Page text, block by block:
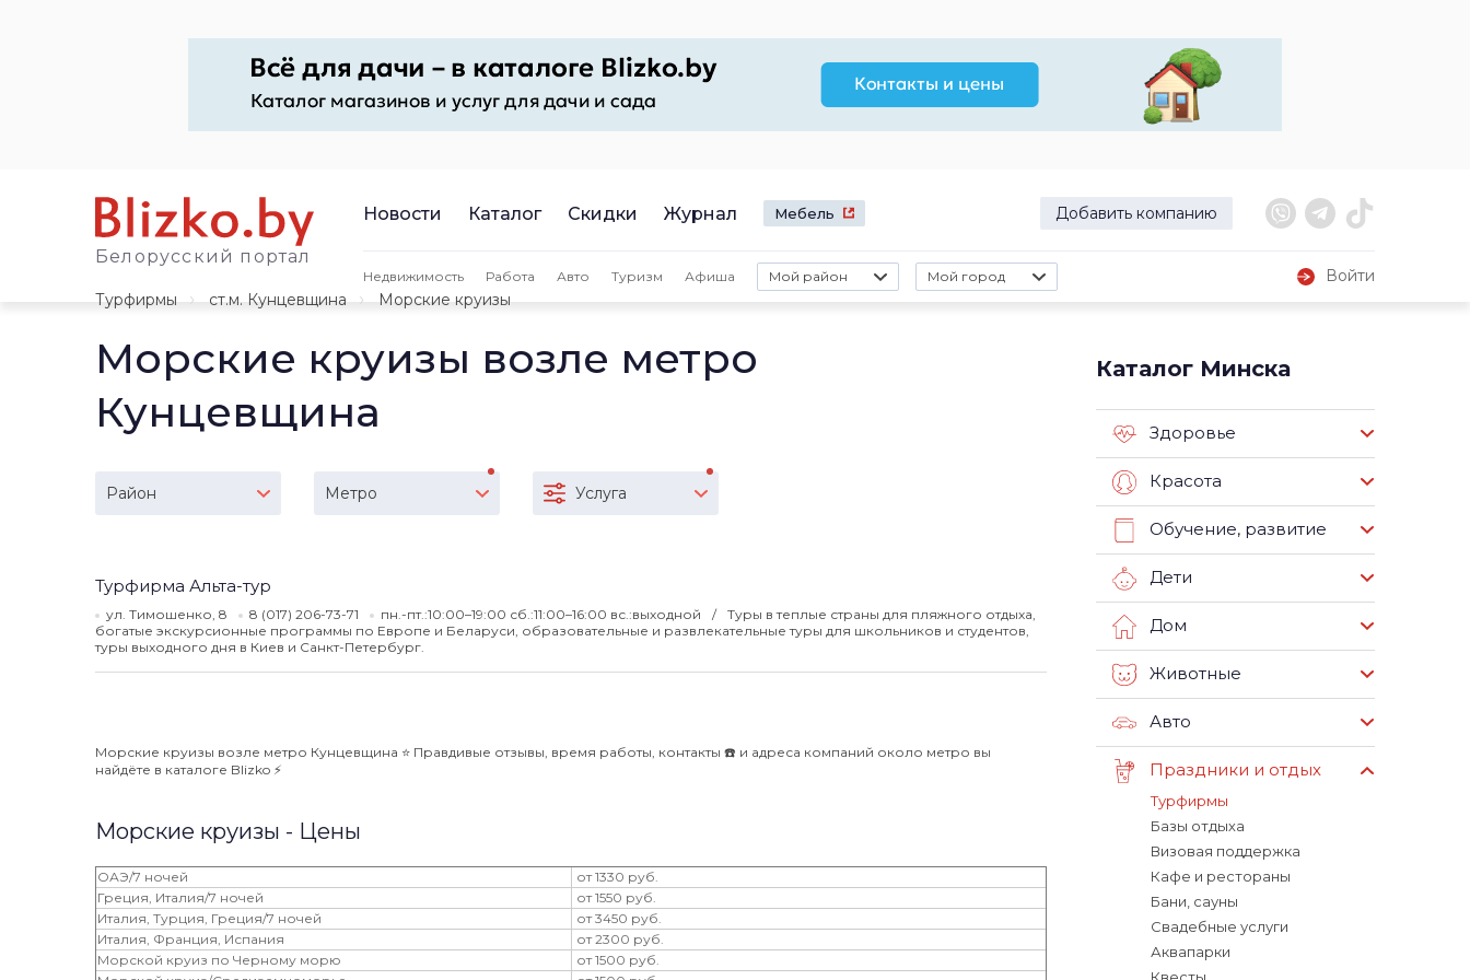
Белорусский портал
Новости Каталог Скидки Журнал Мебель Добавить компанию
Недвижимость Работа Авто Туризм Афиша Мой район Мой город
Войти
Турфирмы
ст.м. Кунцевщина Морские круизы
Морские круизы возле метро
Кунцевщина
Район Метро Услуга
Турфирма Альта-тур
ул. Тимошенко, 8 8 (017) 206-73-71 пн.-пт.:10:00–19:00 сб.:11:00–16:00 вс.:выходной
Туры в теплые страны для пляжного отдыха,
богатые экскурсионные программы по Европе и Беларуси, образовательные и развлекательные туры для школьников и студентов,
туры выходного дня в Киев и Санкт-Петербург.
Морские круизы возле метро Кунцевщина ⭐️ Правдивые отзывы, время работы, контакты ☎️ и адреса компаний около метро вы
найдёте в каталоге Blizko ⚡️
Морские круизы - Цены
ОАЭ/7 ночей
от 1330 руб.
Греция, Италия/7 ночей
от 1550 руб.
Италия, Турция, Греция/7 ночей
от 3450 руб.
Италия, Франция, Испания
от 2300 руб.
Морской круиз по Черному морю
от 1500 руб.
Каталог Минска
Здоровье
Красота
Обучение, развитие
Дети
Дом
Животные
Авто
Праздники и отдых
Турфирмы
Базы отдыха
Визовая поддержка
Кафе и рестораны
Бани, сауны
Свадебные услуги
Аквапарки